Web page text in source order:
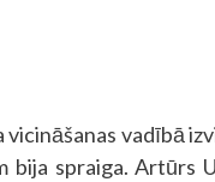
vadībā
bija spraiga. Artūrs